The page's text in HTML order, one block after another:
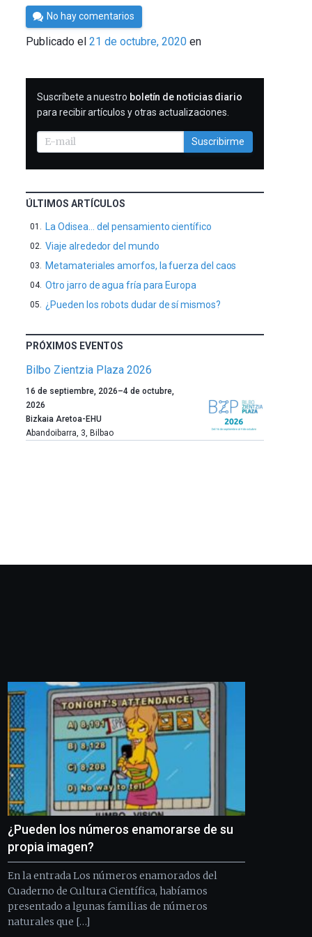
Por
César
Tomé
No hay comentarios
Publicado el21 de octubre, 2020 en
SUSCRIBIRME
Suscríbete a nuestro boletín de noticias diario
para recibir artículos y otras actualizaciones.
Suscribirme
ÚLTIMOS ARTÍCULOS
La Odisea… del pensamiento científico
Viaje alrededor del mundo
Metamateriales amorfos, la fuerza del caos
Otro jarro de agua fría para Europa
¿Pueden los robots dudar de sí mismos?
PRÓXIMOS EVENTOS
Bilbo Zientzia Plaza 2026
Un
año
más,
Bilbao
un
festival
llenará
de
monólogos,
exposiciones,
conferencias,
docufórums
y
espectáculos
de
ciencia
del
16
de
16 de septiembre, 2026–4 de octubre,
2026
Bizkaia Aretoa-EHU
Abandoibarra, 3, Bilbao
¿Pueden los números enamorarse de su
propia imagen?
En la entrada Los números enamorados del
Cuaderno de Cultura Científica, habíamos
presentado a lgunas familias de números
naturales que […]